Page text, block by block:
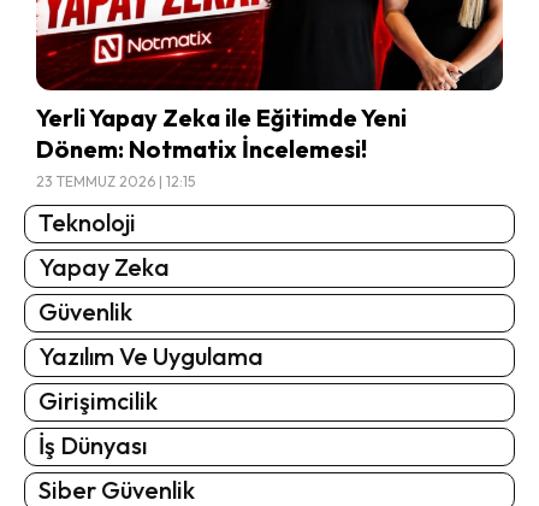
Yerli Yapay Zeka ile Eğitimde Yeni
Dönem: Notmatix İncelemesi!
23 TEMMUZ 2026 | 12:15
Teknoloji
Yapay Zeka
Güvenlik
Yazılım Ve Uygulama
Girişimcilik
İş Dünyası
Siber Güvenlik